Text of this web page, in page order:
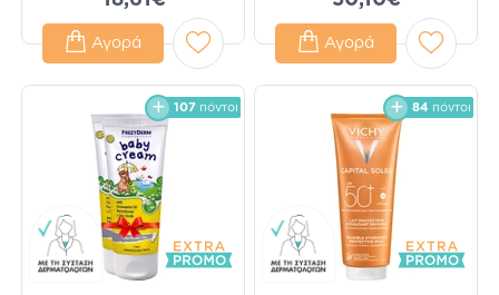
Αγορά Αγορά
107 πόντοι 84 πόντοι